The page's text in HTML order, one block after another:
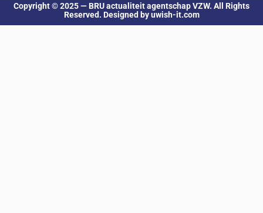
Copyright © 2025 — BRU actualiteit agentschap VZW. All Rights
Reserved. Designed by uwish-it.com